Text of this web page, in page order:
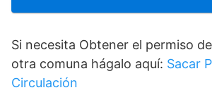
Si necesita Obtener el permiso
otra comuna hágalo aquí: Sacar
Circulación